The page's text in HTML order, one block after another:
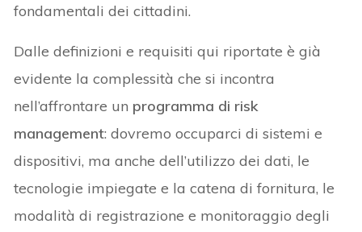
fondamentali dei cittadini.
Dalle definizioni e requisiti qui riportate è già
evidente la complessità che si incontra
nell’affrontare un programma di risk
management: dovremo occuparci di sistemi e
dispositivi, ma anche dell’utilizzo dei dati, le
tecnologie impiegate e la catena di fornitura, le
modalità di registrazione e monitoraggio degli